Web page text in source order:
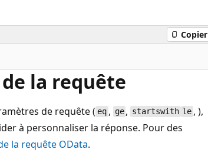
Copier
la requête
de requête ( eq, ge , startswith le , ),
à personnaliser la réponse. Pour des
la requête OData.